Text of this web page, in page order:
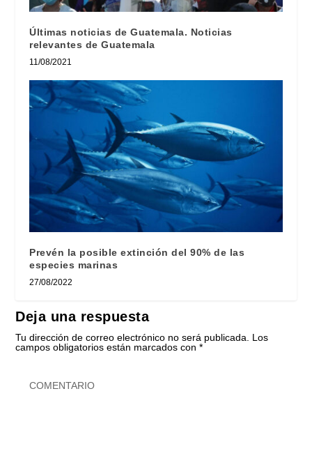
Últimas noticias de Guatemala. Noticias
relevantes de Guatemala
11/08/2021
Prevén la posible extinción del 90% de las
especies marinas
27/08/2022
Deja una respuesta
Tu dirección de correo electrónico no será publicada.
Los
campos obligatorios están marcados con*